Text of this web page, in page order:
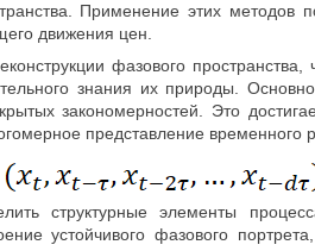
Применение этих методов
движения цен.
фазового пространства,
знания их природы.
закономерностей. Это
представление временного
структурные элементы
устойчивого фазового